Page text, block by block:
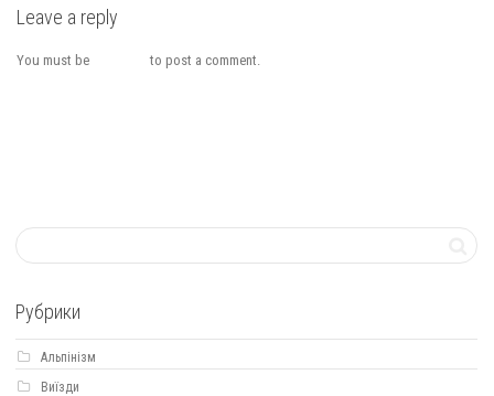
Leave a reply
You must be to post a comment.
Рубрики
Альпінізм
Виїзди